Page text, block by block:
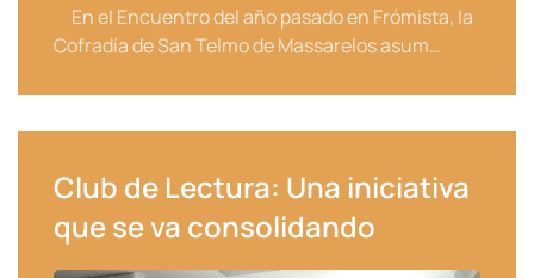
En el Encuentro del año pasado en Frómista, la
Cofradía de San Telmo de Massarelos asum…
Club de Lectura: Una iniciativa
que se va consolidando